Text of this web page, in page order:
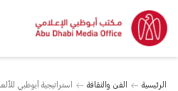
الرئيسية الفن والثقافة
استراتيجية أبوظبي